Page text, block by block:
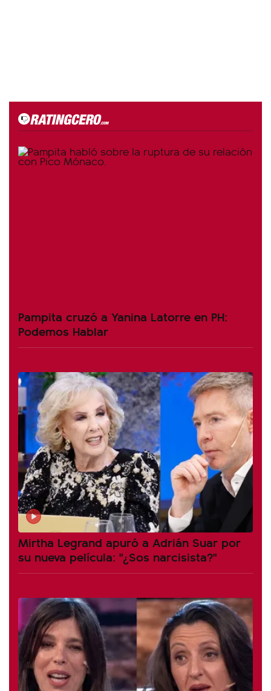
Pampita cruzó a Yanina Latorre en PH:
Podemos Hablar
Mirtha Legrand apuró a Adrián Suar por
su nueva película: "¿Sos narcisista?"